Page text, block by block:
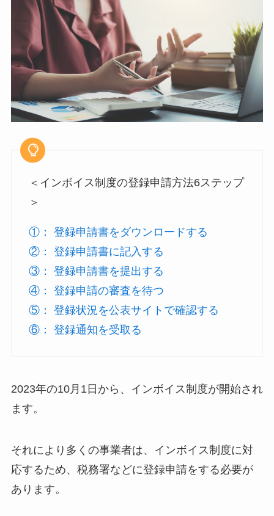
＜インボイス制度の登録申請方法6ステップ
＞
①： 登録申請書をダウンロードする
②： 登録申請書に記入する
③： 登録申請書を提出する
④： 登録申請の審査を待つ
⑤： 登録状況を公表サイトで確認する
⑥： 登録通知を受取る
2023年の10月1日から、インボイス制度が開始され
ます。
それにより多くの事業者は、インボイス制度に対
応するため、税務署などに登録申請をする必要が
あります。